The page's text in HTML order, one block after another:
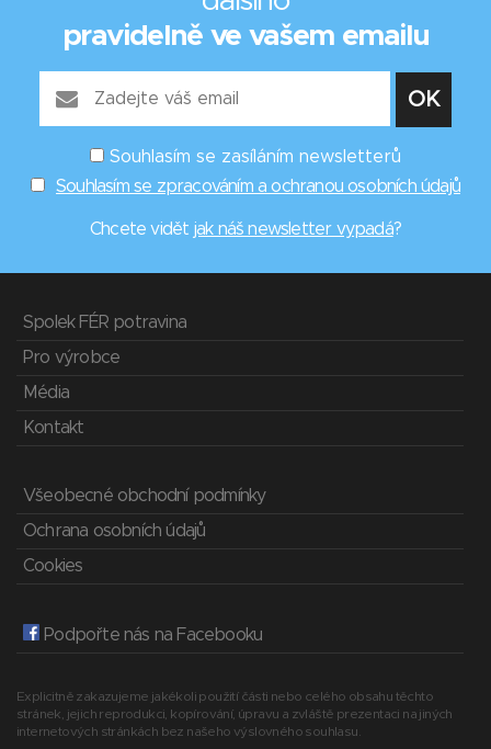
pravidelně ve vašem emailu
Souhlasím se zasíláním newsletterů
Souhlasím se zpracováním a ochranou osobních údajů
Chcete vidět jak náš newsletter vypadá?
Spolek FÉR potravina
Pro výrobce
Média
Kontakt
Všeobecné obchodní podmínky
Ochrana osobních údajů
Cookies
Podpořte nás na Facebooku
Explicitně zakazujeme jakékoli použití části nebo celého obsahu těchto
stránek, jejich reprodukci, kopírování, úpravu a zvláště prezentaci na jiných
internetových stránkách bez našeho výslovného souhlasu.